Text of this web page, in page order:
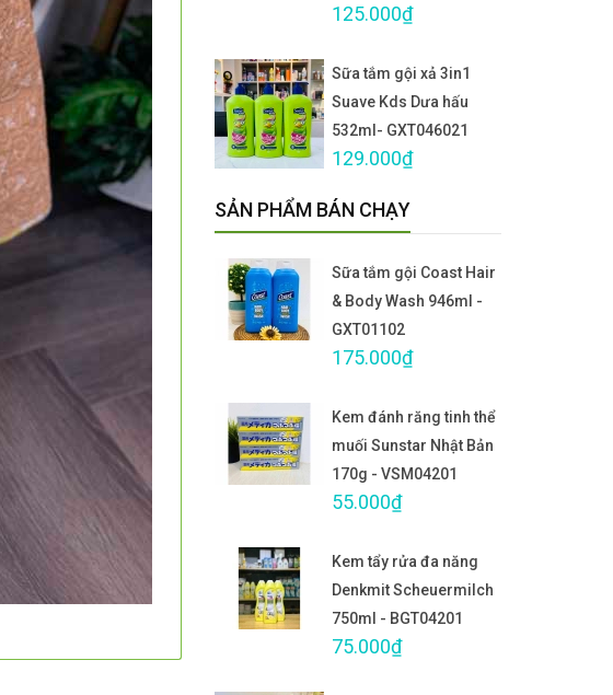
125.000₫
Sữa tắm gội xả 3in1
Suave Kds Dưa hấu
532ml- GXT046021
129.000₫
SẢN PHẨM BÁN CHẠY
Sữa tắm gội Coast Hair
& Body Wash 946ml -
GXT01102
175.000₫
Kem đánh răng tinh thể
muối Sunstar Nhật Bản
170g - VSM04201
55.000₫
Kem tẩy rửa đa năng
Denkmit Scheuermilch
750ml - BGT04201
75.000₫